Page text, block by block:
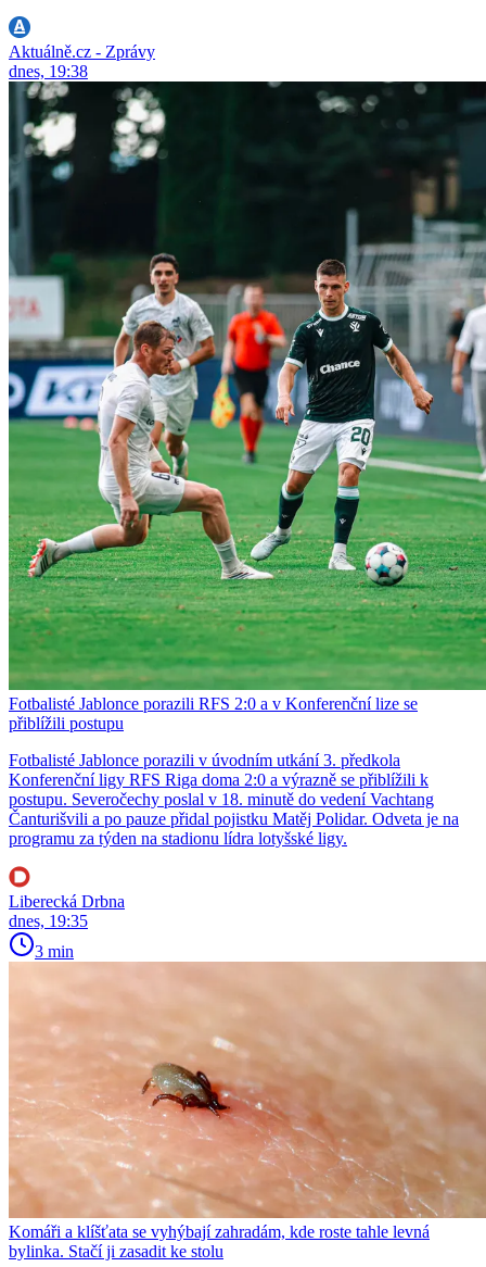
Aktuálně.cz - Zprávy
dnes, 19:38
Fotbalisté Jablonce porazili RFS 2:0 a v Konferenční lize se
přiblížili postupu
Fotbalisté Jablonce porazili v úvodním utkání 3. předkola
Konferenční ligy RFS Riga doma 2:0 a výrazně se přiblížili k
postupu. Severočechy poslal v 18. minutě do vedení Vachtang
Čanturišvili a po pauze přidal pojistku Matěj Polidar. Odveta je na
programu za týden na stadionu lídra lotyšské ligy.
Liberecká Drbna
dnes, 19:35
3 min
Komáři a klíšťata se vyhýbají zahradám, kde roste tahle levná
bylinka. Stačí ji zasadit ke stolu